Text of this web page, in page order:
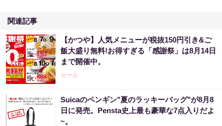
関連記事
【かつや】人気メニューが税抜150円引き&ご
飯大盛り無料!お得すぎる「感謝祭」は8月14日
まで開催中。
セール
Suicaのペンギン"夏のラッキーバッグ"が8月8
日に発売。Pensta史上最も豪華な7点入りだよ
~。